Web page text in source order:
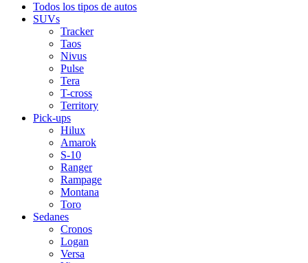
Todos los tipos de autos
SUVs
Tracker
Taos
Nivus
Pulse
Tera
T-cross
Territory
Pick-ups
Hilux
Amarok
S-10
Ranger
Rampage
Montana
Toro
Sedanes
Cronos
Logan
Versa